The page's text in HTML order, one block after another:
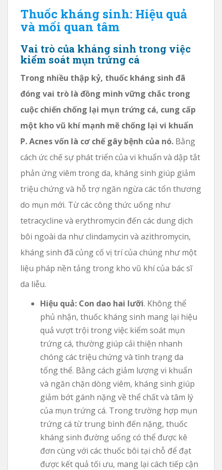
Thuốc kháng sinh: Hiệu quả
và mối quan tâm
Vai trò của kháng sinh trong việc
kiểm soát mụn trứng cá
Trong nhiều thập kỷ, thuốc kháng sinh đã
đóng vai trò là đồng minh vững chắc trong
cuộc chiến chống lại mụn trứng cá, cung cấp
một kho vũ khí mạnh mẽ chống lại vi khuẩn
P. Acnes vốn là cơ chế gây bệnh của nó. Bằng
cách ức chế sự phát triển của vi khuẩn và dập tắt
phản ứng viêm trong da, kháng sinh giúp giảm
triệu chứng và hỗ trợ ngăn ngừa các tổn thương
do mụn mới. Từ các công thức uống như
tetracycline và erythromycin đến các dung dịch
bôi ngoài da như clindamycin và azithromycin,
kháng sinh đã củng cố vị trí của chúng như một
liệu pháp nền tảng trong kho vũ khí của bác sĩ
da liễu.
Hiệu quả: Con dao hai lưỡi. Không thể
phủ nhận, thuốc kháng sinh mang lại hiệu
quả vượt trội trong việc kiểm soát mụn
trứng cá, thường giúp cải thiện nhanh
chóng các triệu chứng và tình trạng da
tổng thể. Bằng cách giảm lượng vi khuẩn
và ngăn chặn dòng viêm, kháng sinh giúp
giảm bớt gánh nặng về thể chất và tâm lý
của mụn trứng cá. Trong trường hợp mụn
trứng cá từ trung bình đến nặng, thuốc
kháng sinh đường uống có thể được kê
đơn cùng với các thuốc bôi tại chỗ để đạt
được kết quả tối ưu, mang lại cách tiếp cận